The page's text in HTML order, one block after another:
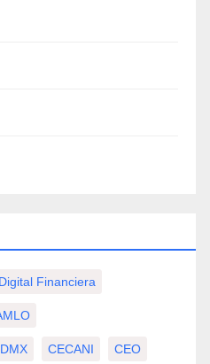
Financiera
CECANI CEO